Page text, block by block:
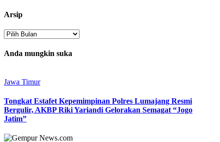
Arsip
Arsip
Anda mungkin suka
Jawa Timur
Tongkat Estafet Kepemimpinan Polres Lumajang Resmi
Bergulir, AKBP Riki Yariandi Gelorakan Semagat “Jogo
Jatim”